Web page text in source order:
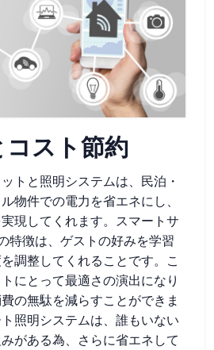
スト節約
トと照明システムは、民泊・
物件での電力を省エネにし、
現してくれます。スマートサ
特徴は、ゲストの好みを学習
調整してくれることです。こ
にとって最適さの演出になり
の無駄を減らすことができま
照明システムは、誰もいない
がある為、さらに省エネして